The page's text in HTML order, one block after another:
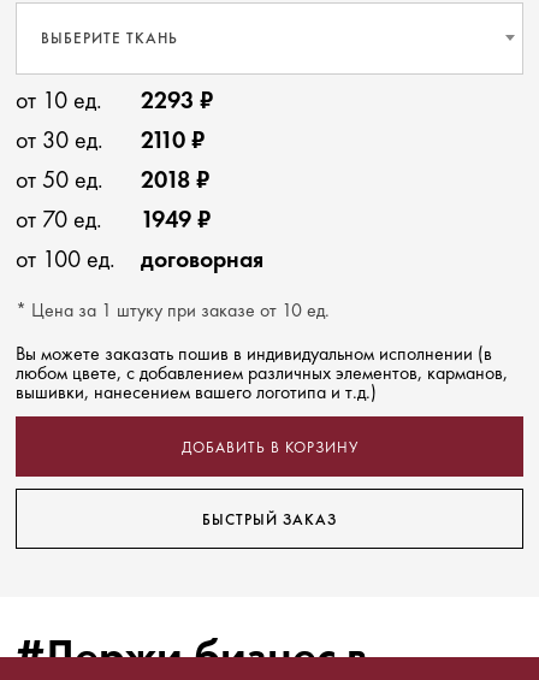
ВЫБЕРИТЕ ТКАНЬ
от 10 ед.
2293 ₽
от 30 ед.
2110 ₽
от 50 ед.
2018 ₽
от 70 ед.
1949 ₽
от 100 ед.
договорная
* Цена за 1 штуку при заказе от 10 ед.
Вы можете заказать пошив в индивидуальном исполнении (в
любом цвете, с добавлением различных элементов, карманов,
вышивки, нанесением вашего логотипа и т.д.)
ДОБАВИТЬ В КОРЗИНУ
БЫСТРЫЙ ЗАКАЗ
#Держи бизнес в